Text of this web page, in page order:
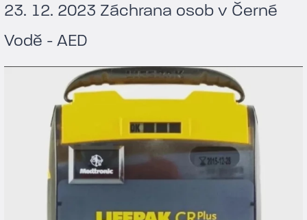
23. 12. 2023 Záchrana osob v Černé
Vodě - AED